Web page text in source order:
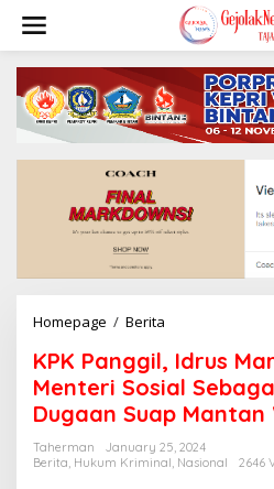
i
Homepage / Berita
K
P
a
n
g
g
KPK Panggil, Idrus
Menteri Sosial
Dugaan Suap Mantan
Taherman
January 25, 2024
Berita, Hukum Kriminal, Nasional 2646